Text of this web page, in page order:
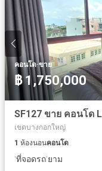
คอนโด·ขาย
฿ 1,750,000
เขตบางกอกใหญ่
1 ห้องนอนคอนโด
·ที่จอดรถ·ยาม